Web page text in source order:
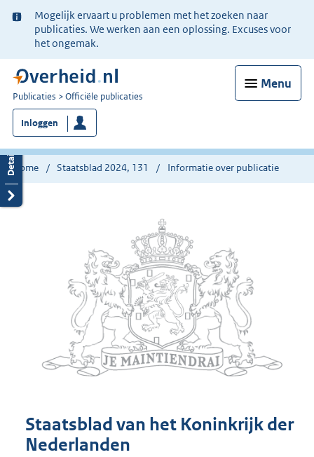
Ter
informatie:
Mogelijk ervaart u problemen met het zoeken naar
publicaties. We werken aan een oplossing. Excuses voor
het ongemak.
Menu
U
bent
nu
hier:
Publicaties Officiële publicaties
Inloggen
Home Staatsblad 2024, 131 Informatie over publicatie
Staatsblad van het Koninkrijk der
Nederlanden